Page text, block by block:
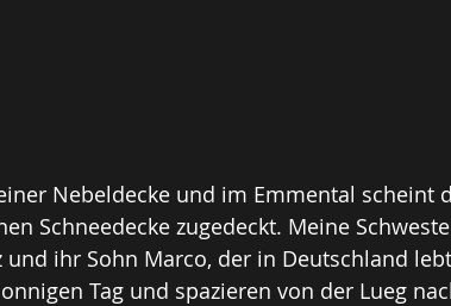
Nebeldecke und im Emmental scheint
Schneedecke zugedeckt. Meine
und ihr Sohn Marco, der in Deutschland
Tag und spazieren von der Lueg